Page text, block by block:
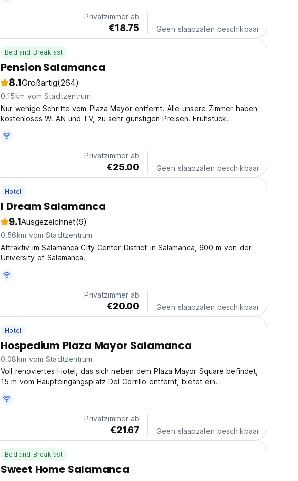
Privatzimmer ab
€18.75 Geen slaapzalen beschikbaar
Bed and Breakfast
Pension Salamanca
8.1Großartig(264)
0.15km vom Stadtzentrum
Nur wenige Schritte vom Plaza Mayor entfernt. Alle unsere Zimmer haben
kostenloses WLAN und TV, zu sehr günstigen Preisen. Frühstück
Privatzimmer ab
€25.00 Geen slaapzalen beschikbaar
Hotel
I Dream Salamanca
9.1Ausgezeichnet(9)
0.56km vom Stadtzentrum
Attraktiv im Salamanca City Center District in Salamanca, 600 m von der
University of Salamanca.
Privatzimmer ab
€20.00 Geen slaapzalen beschikbaar
Hotel
Hospedium Plaza Mayor Salamanca
0.08km vom Stadtzentrum
Voll renoviertes Hotel, das sich neben dem Plaza Mayor Square befindet,
15 m vom Haupteingangsplatz Del Corrillo entfernt, bietet ein
Privatzimmer ab
€21.67 Geen slaapzalen beschikbaar
Bed and Breakfast
Sweet Home Salamanca